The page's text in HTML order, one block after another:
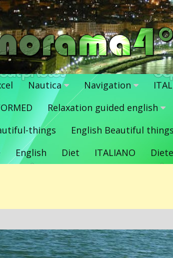
Nautica Navigation
Relaxation guided english
things
English Beautiful things
English Diet ITALIANO Diete